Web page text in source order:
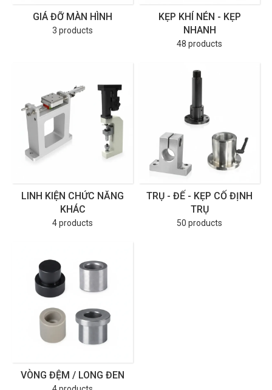
GIÁ ĐỠ MÀN HÌNH
3 products
KẸP KHÍ NÉN - KẸP
NHANH
48 products
LINH KIỆN CHỨC NĂNG
KHÁC
4 products
TRỤ - ĐẾ - KẸP CỐ ĐỊNH
TRỤ
50 products
VÒNG ĐỆM / LONG ĐEN